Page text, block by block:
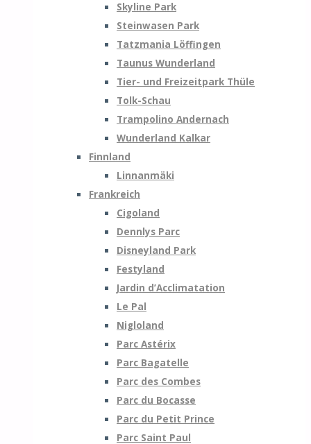
Skyline Park
Steinwasen Park
Tatzmania Löffingen
Taunus Wunderland
Tier- und Freizeitpark Thüle
Tolk-Schau
Trampolino Andernach
Wunderland Kalkar
Finnland
Linnanmäki
Frankreich
Cigoland
Dennlys Parc
Disneyland Park
Festyland
Jardin d’Acclimatation
Le Pal
Nigloland
Parc Astérix
Parc Bagatelle
Parc des Combes
Parc du Bocasse
Parc du Petit Prince
Parc Saint Paul